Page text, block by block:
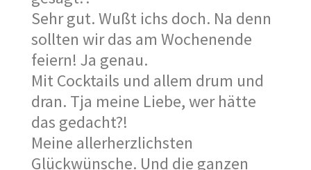
Sehr gut. Wußt ichs doch. Na denn
sollten wir das am Wochenende
feiern! Ja genau.
Mit Cocktails und allem drum und
dran. Tja meine Liebe, wer hätte
das gedacht?!
Meine allerherzlichsten
Glückwünsche. Und die ganzen